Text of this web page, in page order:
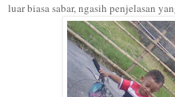
luar biasa sabar, ngasih penjelasan